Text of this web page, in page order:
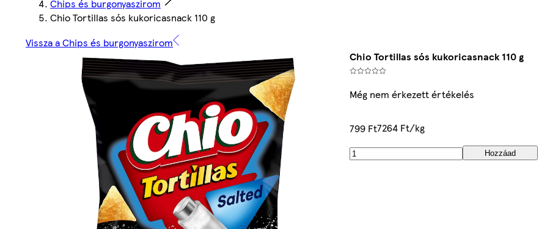
Chips és burgonyaszirom
Chio Tortillas sós kukoricasnack 110 g
Vissza a Chips és burgonyaszirom
Chio Tortillas sós kukoricasnack 110 g
Még nem érkezett értékelés
799 Ft7264 Ft/kg
Hozzáad